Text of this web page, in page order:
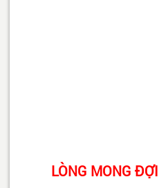
LÒNG MONG ĐỢI